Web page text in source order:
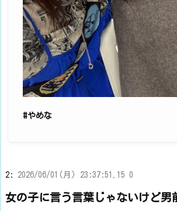
#やめな
2: 2026/06/01(月) 23:37:51.15 0
女の子に言う言葉じゃないけど男